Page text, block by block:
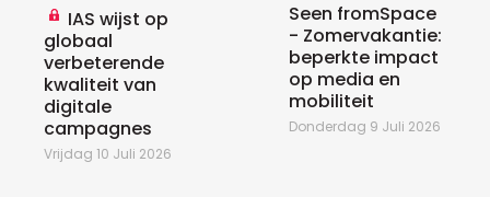
IAS wijst op
globaal
verbeterende
kwaliteit van
digitale
campagnes
Vrijdag 10 Juli 2026
Seen fromSpace
- Zomervakantie:
beperkte impact
op media en
mobiliteit
Donderdag 9 Juli 2026